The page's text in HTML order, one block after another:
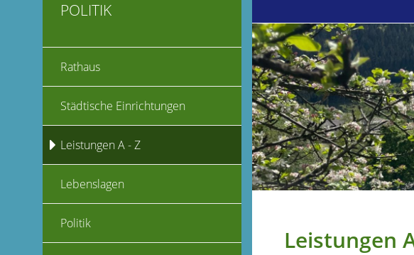
Leistungen
POLITIK
Rathaus
Städtische Einrichtungen
Leistungen A - Z
Lebenslagen
Politik